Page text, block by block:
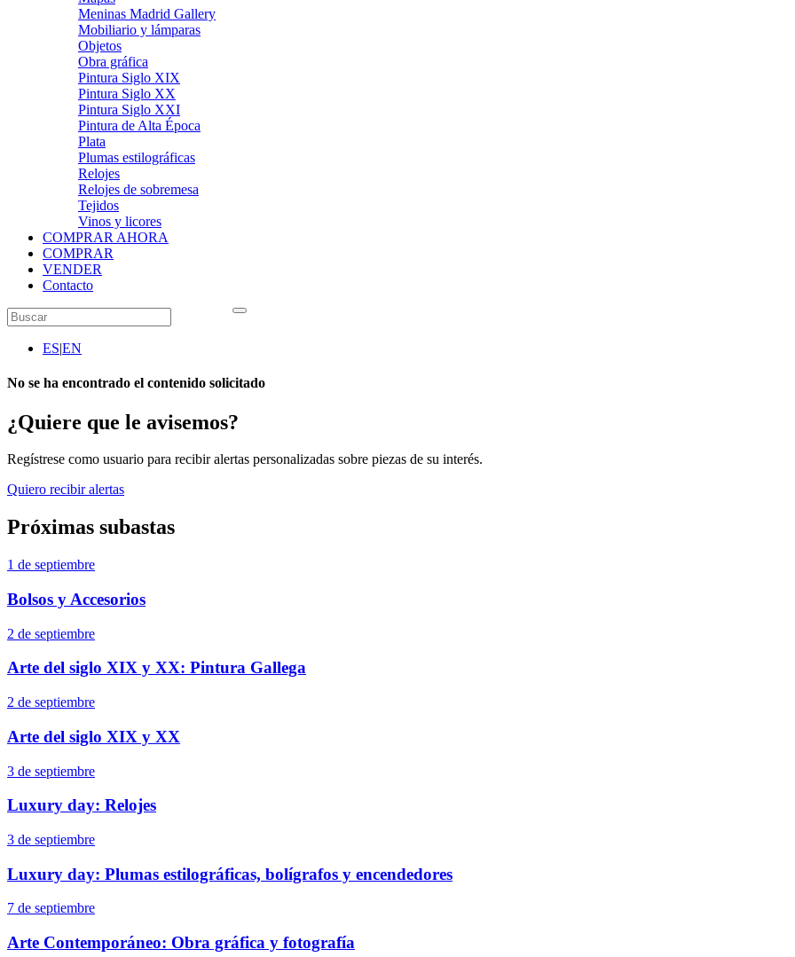
Meninas Madrid Gallery
Mobiliario y lámparas
Objetos
Obra gráfica
Pintura Siglo XIX
Pintura Siglo XX
Pintura Siglo XXI
Pintura de Alta Época
Plata
Plumas estilográficas
Relojes
Relojes de sobremesa
Tejidos
Vinos y licores
COMPRAR AHORA
COMPRAR
VENDER
Contacto
ES|EN
No se ha encontrado el contenido solicitado
¿Quiere que le avisemos?
Regístrese como usuario para recibir alertas personalizadas sobre piezas de su interés.
Quiero recibir alertas
Próximas subastas
1 de septiembre
Bolsos y Accesorios
2 de septiembre
Arte del siglo XIX y XX: Pintura Gallega
2 de septiembre
Arte del siglo XIX y XX
3 de septiembre
Luxury day: Relojes
3 de septiembre
Luxury day: Plumas estilográficas, bolígrafos y encendedores
7 de septiembre
Arte Contemporáneo: Obra gráfica y fotografía